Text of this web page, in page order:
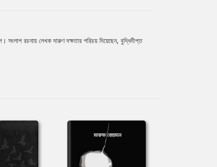
রচনায় লেখক দারুণ দক্ষতার পরিচয় দিয়েছেন, বুদ্ধিদীপ্ত